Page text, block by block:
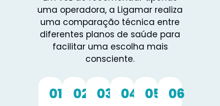
uma operadora, a Ligamar realiza
uma comparação técnica entre
diferentes planos de saúde para
facilitar uma escolha mais
consciente.
01 02 03 04 05 06